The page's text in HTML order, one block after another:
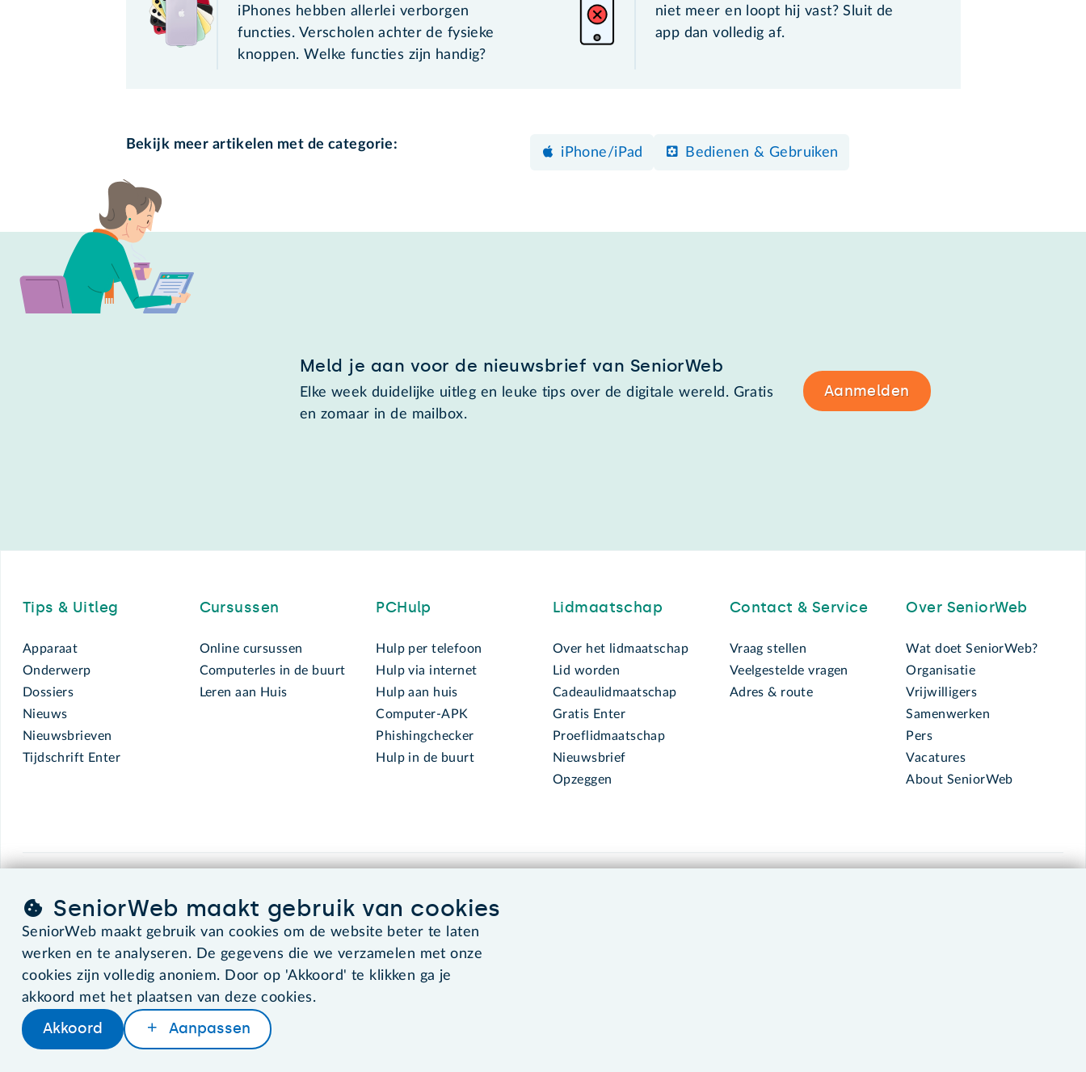
iPhones hebben allerlei verborgen
functies. Verscholen achter de fysieke
knoppen. Welke functies zijn handig?
niet meer en loopt hij vast? Sluit de
app dan volledig af.
Bekijk meer artikelen met de categorie:
iPhone/iPad Bedienen & Gebruiken
Meld je aan voor de nieuwsbrief van SeniorWeb
Elke week duidelijke uitleg en leuke tips over de digitale wereld. Gratis
en zomaar in de mailbox.
Aanmelden
Tips & Uitleg
Apparaat
Onderwerp
Dossiers
Nieuws
Nieuwsbrieven
Tijdschrift Enter
Cursussen
Online cursussen
Computerles in de buurt
Leren aan Huis
PCHulp
Hulp per telefoon
Hulp via internet
Hulp aan huis
Computer-APK
Phishingchecker
Hulp in de buurt
Lidmaatschap
Over het lidmaatschap
Lid worden
Cadeaulidmaatschap
Gratis Enter
Proeflidmaatschap
Nieuwsbrief
Opzeggen
Contact & Service
Vraag stellen
Veelgestelde vragen
Adres & route
Over SeniorWeb
Wat doet SeniorWeb?
Organisatie
Vrijwilligers
Samenwerken
Pers
Vacatures
About SeniorWeb
SeniorWeb maakt gebruik van cookies
SeniorWeb maakt gebruik van cookies om de website beter te laten
werken en te analyseren. De gegevens die we verzamelen met onze
cookies zijn volledig anoniem. Door op 'Akkoord' te klikken ga je
akkoord met het plaatsen van deze cookies.
Akkoord Aanpassen